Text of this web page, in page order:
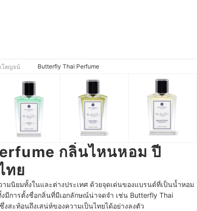
โลญจน์ Butterfly Thai Perfume
กลิ่นไหนหอม ปี
ทย
มนิยมทั้งในและต่างประเทศ ด้วยจุดเด่นของแบรนด์ที่เป็นน้ำหอม
การตั้งชื่อกลิ่นที่มีเอกลักษณ์น่าจดจำ เช่น Butterfly Thai
สะท้อนถึงเสน่ห์ของความเป็นไทยได้อย่างลงตัว